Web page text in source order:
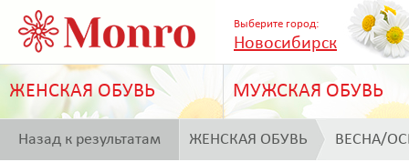
Выберите город:
Новосибирск
ЖЕНСКАЯ ОБУВЬ МУЖСКАЯ ОБУВЬ
Назад к результатам ЖЕНСКАЯ ОБУВЬ ВЕСНА/